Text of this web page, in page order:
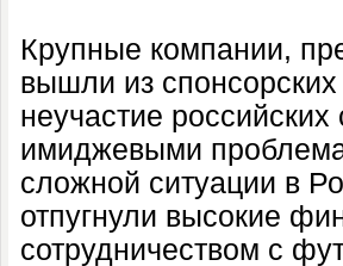
Крупные компании,
вышли из
неучастие
имиджевыми
сложной ситуации в
отпугнули высокие
сотрудничеством с